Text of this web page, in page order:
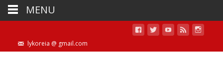
lykoreia @ gmail.com
MENU